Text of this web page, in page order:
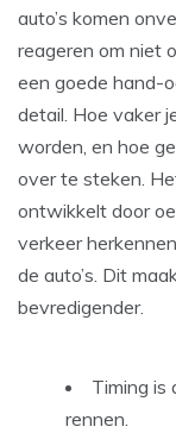
auto’s komen
reageren om niet
een goede hand-
detail. Hoe vaker
worden, en hoe
over te steken.
ontwikkelt door
verkeer
de auto’s. Dit
bevredigender.
Timing is
rennen.